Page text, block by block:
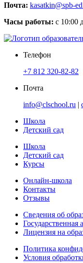
Почта: kasatkin@spb-
Часы работы: с 10:00
Телефон
+7 812 320-82-82
Почта
info@clschool.ru |
Школа
Детский сад
Школа
Детский сад
Курсы
Онлайн-школа
Контакты
Отзывы
Сведения об
Государственная
Лицензия на
Политика
Условия